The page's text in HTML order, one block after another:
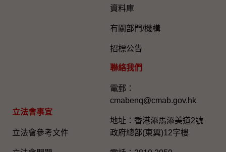
立法會事宜
立法會參考文件
資料庫
有關部門/機構
招標公告
聯絡我們
電郵：
cmabenq@cmab.gov.hk​
地址：香港添馬添美道2號
政府總部(東翼)12字樓